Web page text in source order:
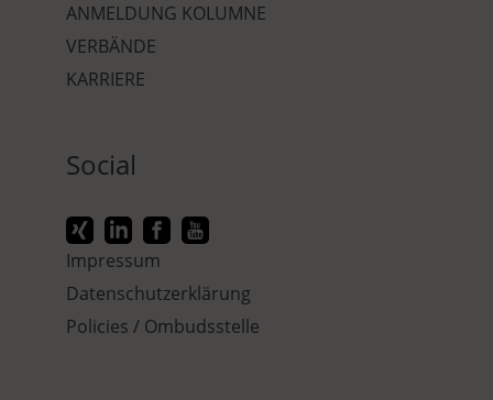
ANMELDUNG KOLUMNE
VERBÄNDE
KARRIERE
Social
Impressum
Datenschutzerklärung
Policies / Ombudsstelle